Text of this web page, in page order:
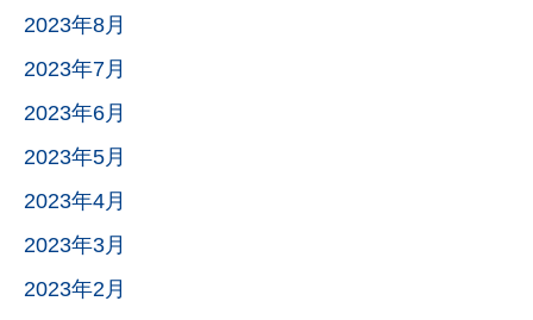
2023年8月
2023年7月
2023年6月
2023年5月
2023年4月
2023年3月
2023年2月